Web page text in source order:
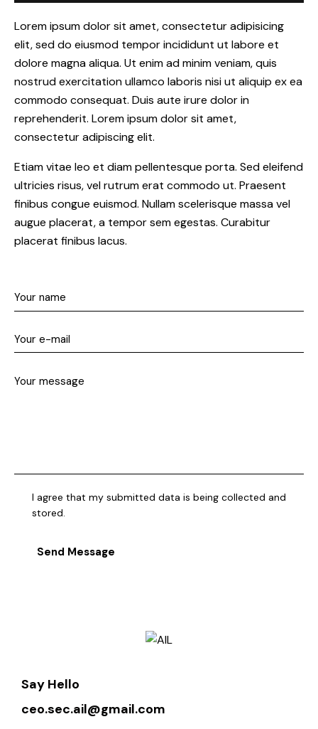
Lorem ipsum dolor sit amet, consectetur adipisicing
elit, sed do eiusmod tempor incididunt ut labore et
dolore magna aliqua. Ut enim ad minim veniam, quis
nostrud exercitation ullamco laboris nisi ut aliquip ex ea
commodo consequat. Duis aute irure dolor in
reprehenderit. Lorem ipsum dolor sit amet,
consectetur adipiscing elit.
Etiam vitae leo et diam pellentesque porta. Sed eleifend
ultricies risus, vel rutrum erat commodo ut. Praesent
finibus congue euismod. Nullam scelerisque massa vel
augue placerat, a tempor sem egestas. Curabitur
placerat finibus lacus.
I agree that my submitted data is being collected and
stored.
Send Message
Say Hello
ceo.sec.ail@gmail.com